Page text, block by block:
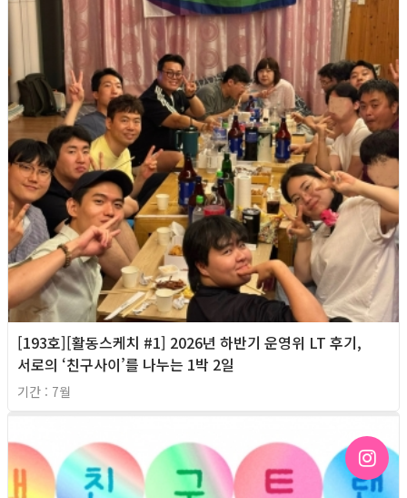
[193호][활동스케치 #1] 2026년 하반기 운영위 LT 후기,
서로의 ‘친구사이’를 나누는 1박 2일
기간 : 7월
2026년